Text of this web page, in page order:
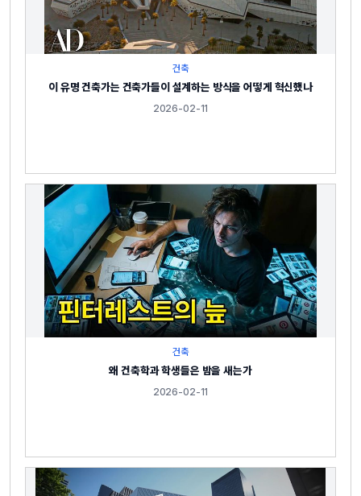
건축
이 유명 건축가는 건축가들이 설계하는 방식을 어떻게 혁신했나
2026-02-11
건축
왜 건축학과 학생들은 밤을 새는가
2026-02-11